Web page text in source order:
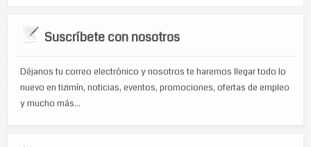
Suscríbete con nosotros
Déjanos tu correo electrónico y nosotros te haremos llegar todo lo
nuevo en tizimín, noticias, eventos, promociones, ofertas de empleo
y mucho más...